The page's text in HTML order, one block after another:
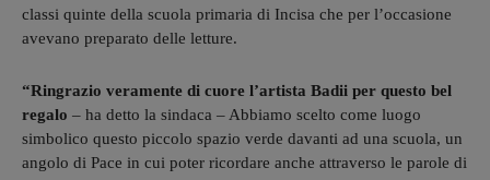
classi quinte della scuola primaria di Incisa che per l’occasione
avevano preparato delle letture.
“Ringrazio veramente di cuore l’artista Badii per questo bel
regalo – ha detto la sindaca – Abbiamo scelto come luogo
simbolico questo piccolo spazio verde davanti ad una scuola, un
angolo di Pace in cui poter ricordare anche attraverso le parole di